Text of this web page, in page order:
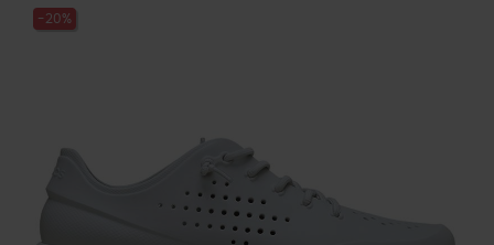
-20%